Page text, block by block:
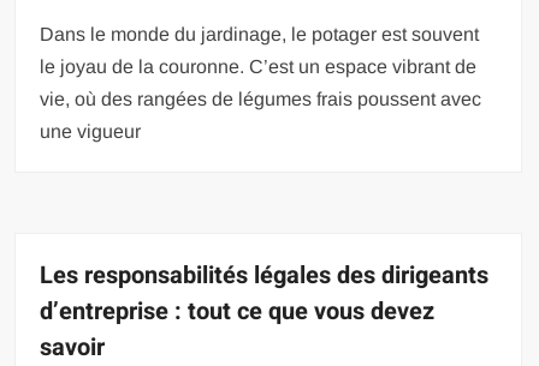
Dans le monde du jardinage, le potager est souvent
le joyau de la couronne. C’est un espace vibrant de
vie, où des rangées de légumes frais poussent avec
une vigueur
Les responsabilités légales des dirigeants
d’entreprise : tout ce que vous devez
savoir